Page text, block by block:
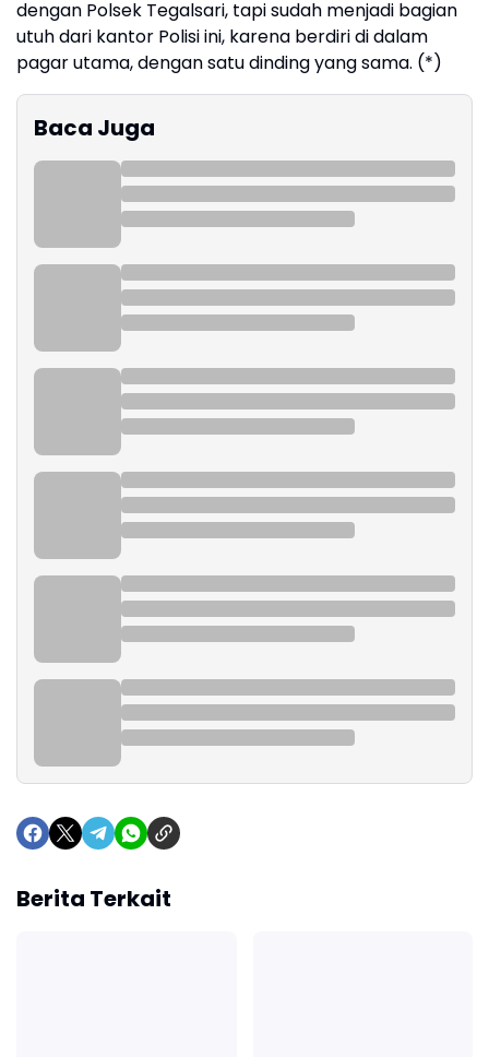
dengan Polsek Tegalsari, tapi sudah menjadi bagian
utuh dari kantor Polisi ini, karena berdiri di dalam
pagar utama, dengan satu dinding yang sama. (*)
Baca Juga
Berita Terkait